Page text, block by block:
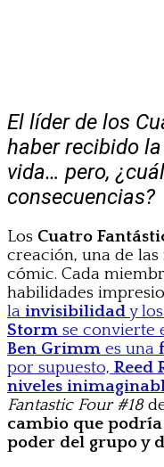
El líder de los
haber recibido
vida… pero,
consecuencias?
Los Cuatro
creación, una de
cómic. Cada
habilidades
la invisibilidady los
Storm se convierte
Ben Grimm es una
por supuesto, Reed
niveles
Fantastic Four #18
cambio que
poder del grupo y